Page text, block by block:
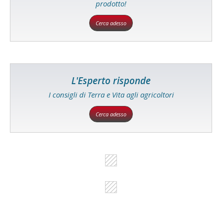
prodotto!
Cerca adesso
L'Esperto risponde
I consigli di Terra e Vita agli agricoltori
Cerca adesso